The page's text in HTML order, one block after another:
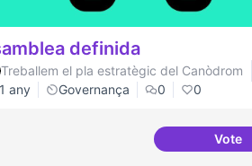
definida
Treballem el pla estratègic del Canòdrom
1 any
Governança 0 0
Vote